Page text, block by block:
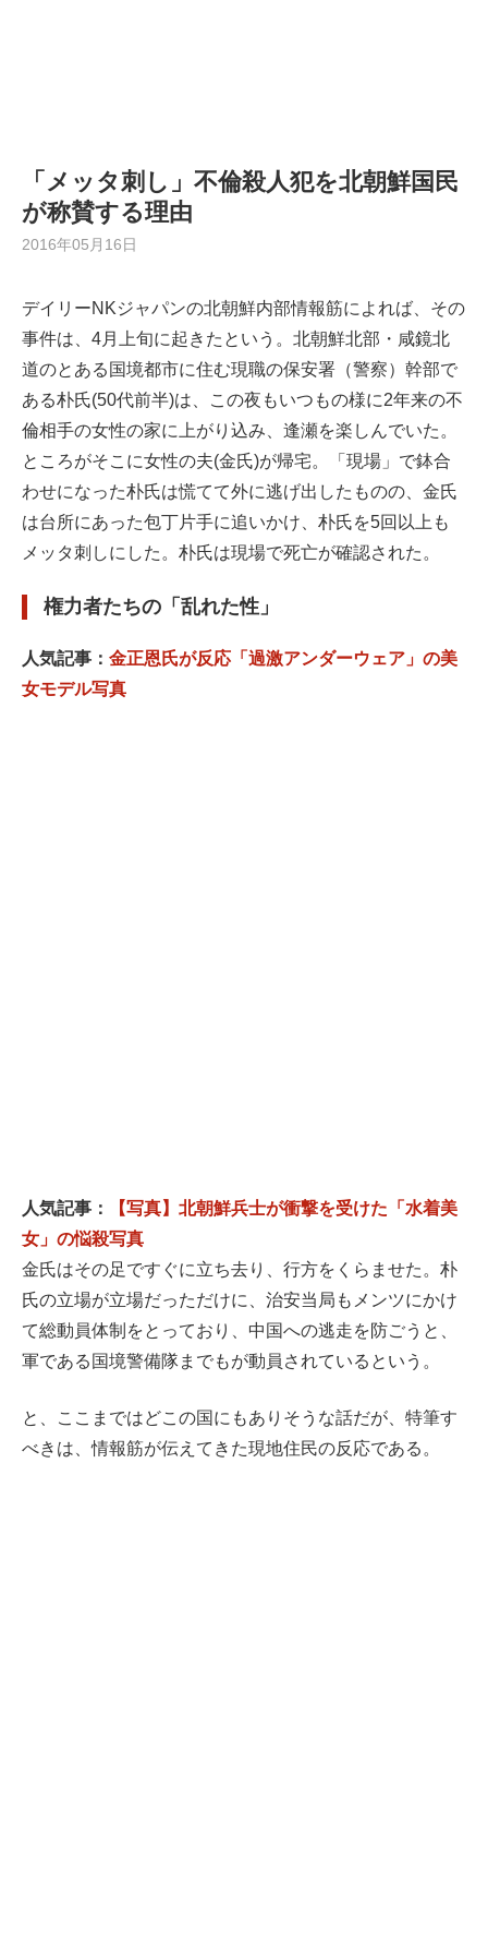
「メッタ刺し」不倫殺人犯を北朝鮮国民
が称賛する理由
2016年05月16日
デイリーNKジャパンの北朝鮮内部情報筋によれば、その
事件は、4月上旬に起きたという。北朝鮮北部・咸鏡北
道のとある国境都市に住む現職の保安署（警察）幹部で
ある朴氏(50代前半)は、この夜もいつもの様に2年来の不
倫相手の女性の家に上がり込み、逢瀬を楽しんでいた。
ところがそこに女性の夫(金氏)が帰宅。「現場」で鉢合
わせになった朴氏は慌てて外に逃げ出したものの、金氏
は台所にあった包丁片手に追いかけ、朴氏を5回以上も
メッタ刺しにした。朴氏は現場で死亡が確認された。
権力者たちの「乱れた性」
人気記事： 金正恩氏が反応「過激アンダーウェア」の美
女モデル写真
人気記事：
【写真】北朝鮮兵士が衝撃を受けた「水着美
女」の悩殺写真
金氏はその足ですぐに立ち去り、行方をくらませた。朴
氏の立場が立場だっただけに、治安当局もメンツにかけ
て総動員体制をとっており、中国への逃走を防ごうと、
軍である国境警備隊までもが動員されているという。
と、ここまではどこの国にもありそうな話だが、特筆す
べきは、情報筋が伝えてきた現地住民の反応である。